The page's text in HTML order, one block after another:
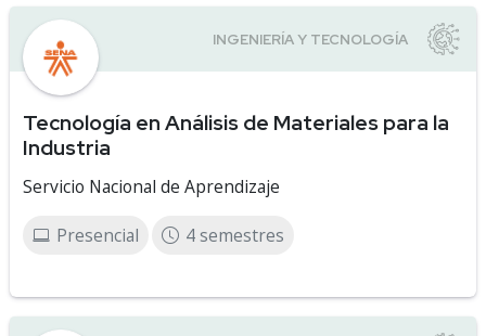
Tecnología en Análisis de Materiales para la
Industria
Servicio Nacional de Aprendizaje
Presencial 4 semestres